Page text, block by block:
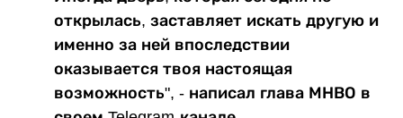
открылась, заставляет искать другую и
именно за ней впоследствии
оказывается твоя настоящая
возможность", - написал глава МНВО в